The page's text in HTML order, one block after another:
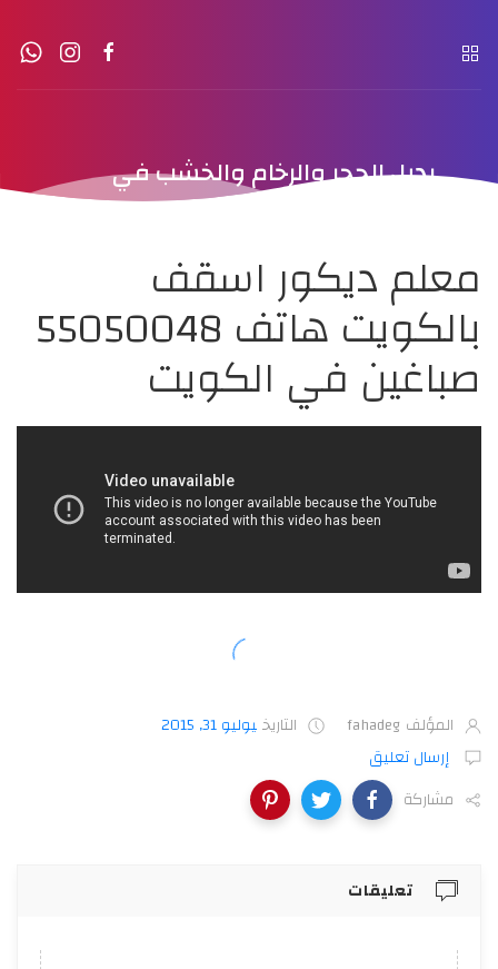
بديل الحجر والرخام والخشب في
معلم ديكور اسقف
بالكويت هاتف 55050048
صباغين في الكويت
المؤلف fahadeg التاريخيوليو 31, 2015
إرسال تعليق
مشاركة
تعليقات